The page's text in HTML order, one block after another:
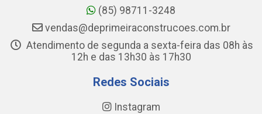
(85) 98711-3248
vendas@deprimeiraconstrucoes.com.br
Atendimento de segunda a sexta-feira das 08h às
12h e das 13h30 às 17h30
Redes Sociais
Instagram